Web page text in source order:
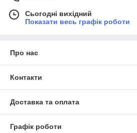
Сьогодні вихідний
Показати весь графік роботи
Про нас
Контакти
Доставка та оплата
Графік роботи